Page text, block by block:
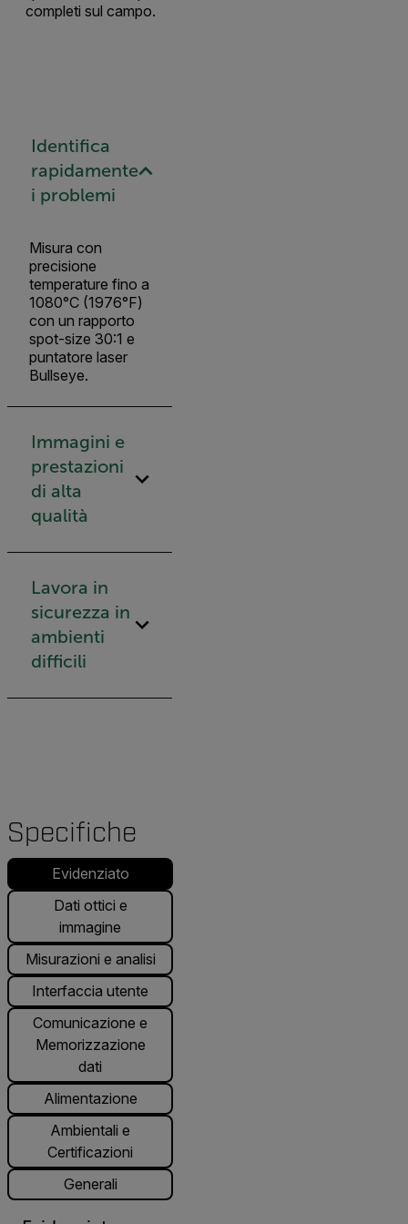
completi sul campo.
Identifica
rapidamente
i problemi
Misura con
precisione
temperature fino a
1080°C (1976°F)
con un rapporto
spot-size 30:1 e
puntatore laser
Bullseye.
Immagini e
prestazioni
di alta
qualità
Lavora in
sicurezza in
ambienti
difficili
Specifiche
Evidenziato
Dati ottici e
immagine
Misurazioni e analisi
Interfaccia utente
Comunicazione e
Memorizzazione
dati
Alimentazione
Ambientali e
Certificazioni
Generali